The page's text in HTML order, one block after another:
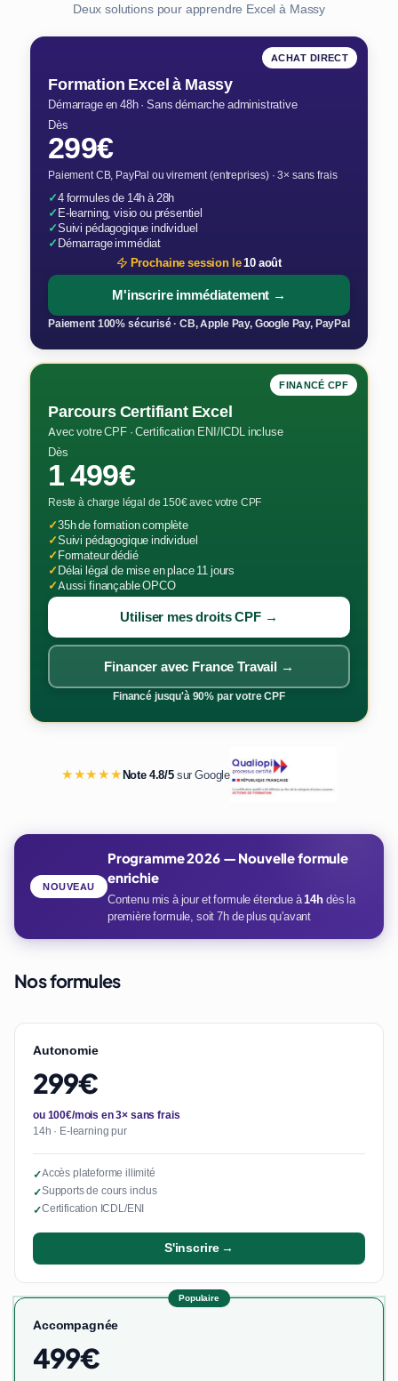
Deux solutions pour apprendre Excel à Massy
ACHAT DIRECT
Formation Excel à Massy
Démarrage en 48h · Sans démarche administrative
Dès
299€
Paiement CB, PayPal ou virement (entreprises) · 3× sans frais
✓4 formules de 14h à 28h
✓E-learning, visio ou présentiel
✓Suivi pédagogique individuel
✓Démarrage immédiat
Prochaine session le10 août
M'inscrire immédiatement →
Paiement 100% sécurisé · CB, Apple Pay, Google Pay, PayPal
FINANCÉ CPF
Parcours Certifiant Excel
Avec votre CPF · Certification ENI/ICDL incluse
Dès
1 499€
Reste à charge légal de 150€ avec votre CPF
✓35h de formation complète
✓Suivi pédagogique individuel
✓Formateur dédié
✓Délai légal de mise en place 11 jours
✓Aussi finançable OPCO
Utiliser mes droits CPF →
Financer avec France Travail →
Financé jusqu'à 90% par votre CPF
★★★★★Note 4.8/5sur Google
Programme 2026 — Nouvelle formule
enrichie
Contenu mis à jour et formule étendue à14hdès la
première formule, soit 7h de plus qu'avant
NOUVEAU
Nos formules
Autonomie
299€
ou 100€/mois en 3× sans frais
14h · E-learning pur
✓Accès plateforme illimité
✓Supports de cours inclus
✓Certification ICDL/ENI
S'inscrire →
Populaire
Accompagnée
499€